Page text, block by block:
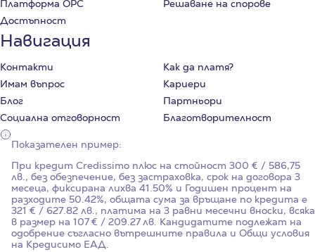
Платформа ОРС
Решаване на спорове
Достъпност
Навигация
Контакти
Как да платя?
Имам въпрос
Кариери
Блог
Партньори
Социална отговорност
Благотворителност
Показателен пример:
При кредит Credissimo плюс на стойност 300 € / 586,75
лв., без обезпечение, без застраховка, срок на договора 3
месеца, фиксирана лихва 41.50% и Годишен процент на
разходите 50.42%, общата сума за връщане по кредита е
321 € / 627.82 лв., платима на 3 равни месечни вноски, всяка
в размер на 107 € / 209.27 лв. Кандидатите подлежат на
одобрение съгласно вътрешните правила и Общи условия
на Кредисимо ЕАД.